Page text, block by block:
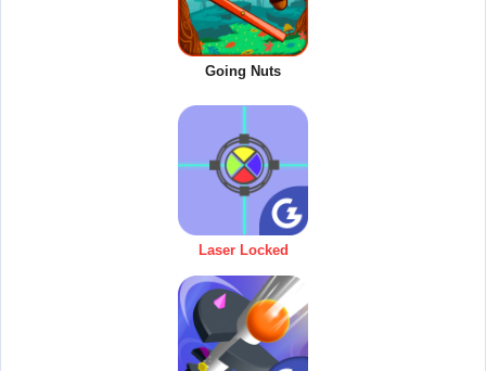
Going Nuts
Laser Locked